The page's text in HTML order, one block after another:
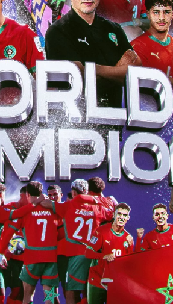
Mondial 2030 :
rumeurs
6